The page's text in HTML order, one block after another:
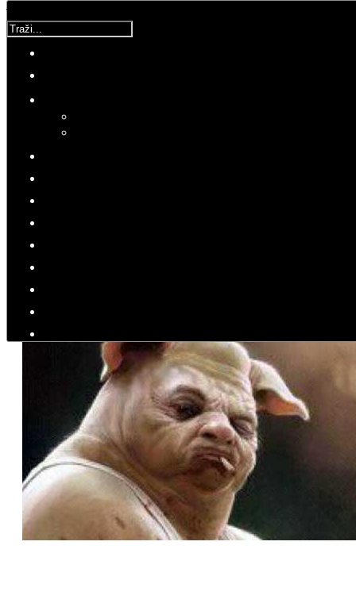
Traži...
Molimo ocijenite
Zlatko